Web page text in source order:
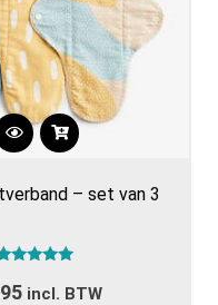
Dit
heeft
variaties.
– set van 3
5.00
incl. BTW